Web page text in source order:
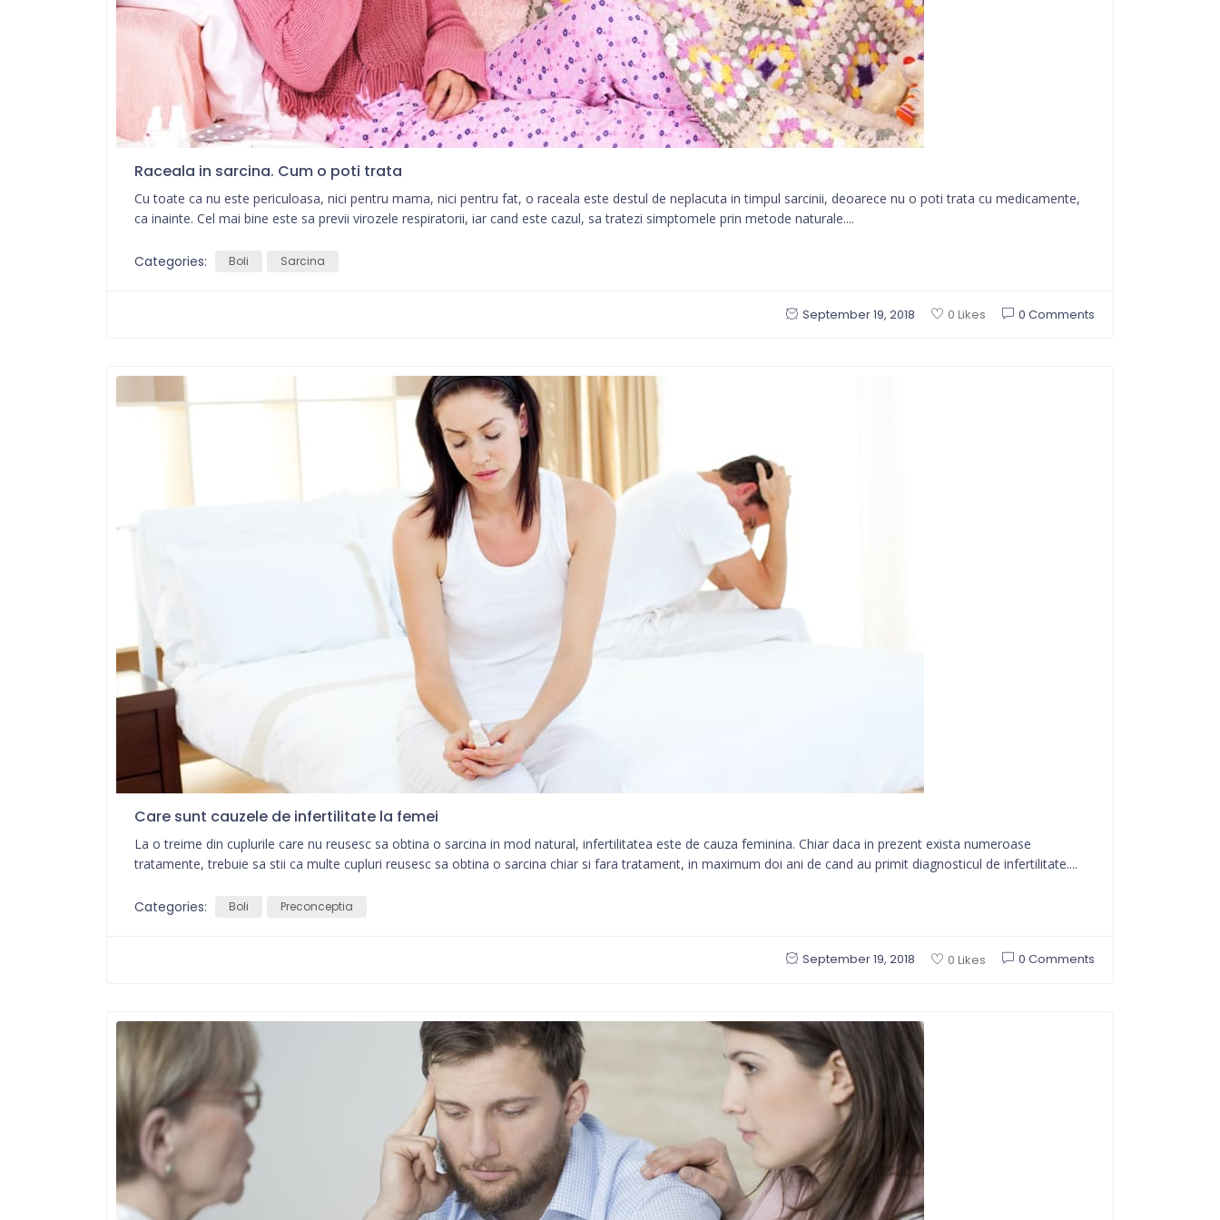
Raceala in sarcina. Cum o poti trata
Cu toate ca nu este periculoasa, nici pentru mama, nici pentru fat, o raceala este destul de neplacuta in timpul sarcinii, deoarece nu o poti trata cu medicamente,
ca inainte. Cel mai bine este sa previi virozele respiratorii, iar cand este cazul, sa tratezi simptomele prin metode naturale....
Categories: Boli Sarcina
September 19, 2018 0 Likes 0 Comments
Care sunt cauzele de infertilitate la femei
La o treime din cuplurile care nu reusesc sa obtina o sarcina in mod natural, infertilitatea este de cauza feminina. Chiar daca in prezent exista numeroase
tratamente, trebuie sa stii ca multe cupluri reusesc sa obtina o sarcina chiar si fara tratament, in maximum doi ani de cand au primit diagnosticul de infertilitate....
Categories: Boli Preconceptia
September 19, 2018 0 Likes 0 Comments